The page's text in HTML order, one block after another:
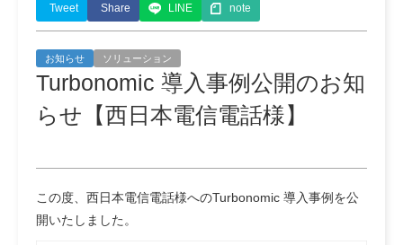
Tweet Share LINE note
お知らせ ソリューション
Turbonomic 導入事例公開のお知
らせ【西日本電信電話様】
この度、西日本電信電話様へのTurbonomic 導入事例を公
開いたしました。